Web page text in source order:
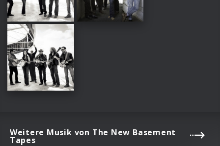
Weitere Musik von The New Basement
Tapes